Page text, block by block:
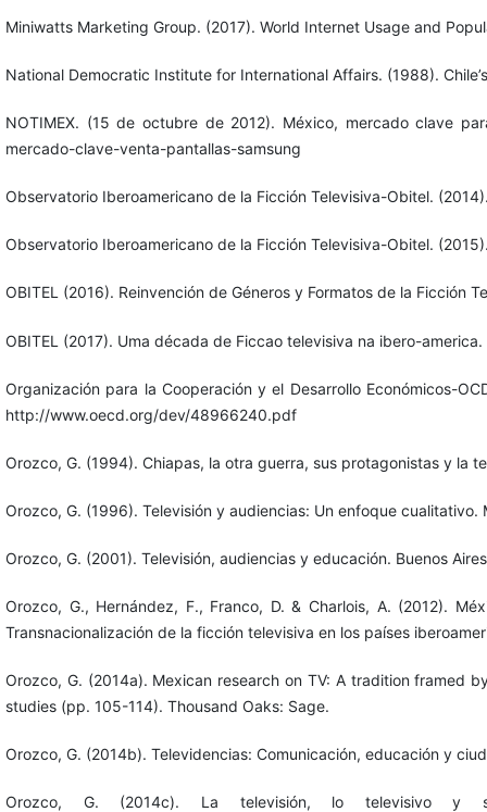
Miniwatts Marketing Group. (2017). World Internet Usage and
National Democratic Institute for International Affairs. (1988).
NOTIMEX. (15 de octubre de 2012). México, mercado clave
mercado-clave-venta-pantallas-samsung
Observatorio Iberoamericano de la Ficción Televisiva-Obitel.
Observatorio Iberoamericano de la Ficción Televisiva-Obitel.
OBITEL (2016). Reinvención de Géneros y Formatos de la Ficción
OBITEL (2017). Uma década de Ficcao televisiva na ibero-
Organización para la Cooperación y el Desarrollo Económicos-
http://www.oecd.org/dev/48966240.pdf
Orozco, G. (1994). Chiapas, la otra guerra, sus protagonistas y la
Orozco, G. (1996). Televisión y audiencias: Un enfoque cualitativo.
Orozco, G. (2001). Televisión, audiencias y educación. Buenos
Orozco, G., Hernández, F., Franco, D. & Charlois, A. (2012).
Transnacionalización de la ficción televisiva en los países
Orozco, G. (2014a). Mexican research on TV: A tradition framed
studies (pp. 105-114). Thousand Oaks: Sage.
Orozco, G. (2014b). Televidencias: Comunicación, educación y
Orozco, G. (2014c). La televisión, lo televisivo y